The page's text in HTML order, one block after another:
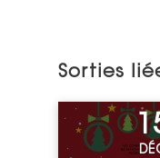
Sorties
Voir